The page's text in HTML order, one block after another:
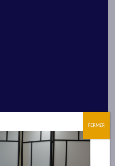
Nous écrire
FERMER